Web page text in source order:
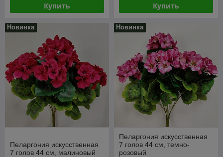
Купить Купить
Новинка
Пеларгония искусственная
7 голов 44 см, малиновый
Новинка
Пеларгония искусственная
7 голов 44 см, темно-
розовый